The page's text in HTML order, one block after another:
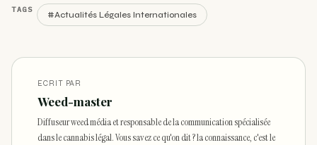
TAGS
#Actualités Légales Internationales
ECRIT PAR
Weed-master
Diffuseur weed média et responsable de la communication spécialisée
dans le cannabis légal. Vous savez ce qu'on dit ? la connaissance, c'est le